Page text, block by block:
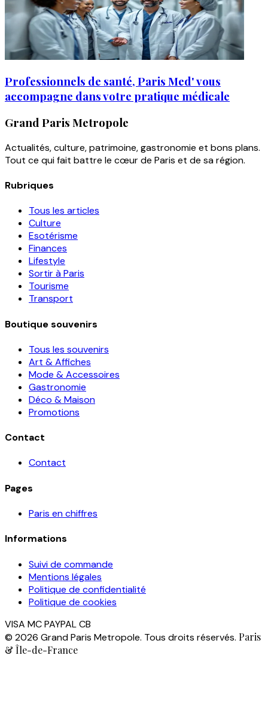
Professionnels de santé, Paris Med' vous
accompagne dans votre pratique médicale
Grand Paris Metropole
Actualités, culture, patrimoine, gastronomie et bons plans.
Tout ce qui fait battre le cœur de Paris et de sa région.
Rubriques
Tous les articles
Culture
Esotérisme
Finances
Lifestyle
Sortir à Paris
Tourisme
Transport
Boutique souvenirs
Tous les souvenirs
Art & Affiches
Mode & Accessoires
Gastronomie
Déco & Maison
Promotions
Contact
Contact
Pages
Paris en chiffres
Informations
Suivi de commande
Mentions légales
Politique de confidentialité
Politique de cookies
VISA MCPAYPALCB
© 2026 Grand Paris Metropole. Tous droits réservés. Paris
& Île-de-France